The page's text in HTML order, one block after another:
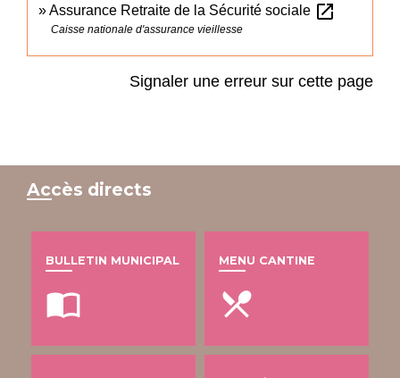
Assurance Retraite de la Sécurité sociale open_in_new
Caisse nationale d'assurance vieillesse
Signaler une erreur sur cette page
Accès directs
BULLETIN MUNICIPAL
import_contacts
MENU CANTINE
local_dining